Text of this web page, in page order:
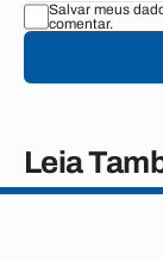
Salvar meus
comentar.
Leia